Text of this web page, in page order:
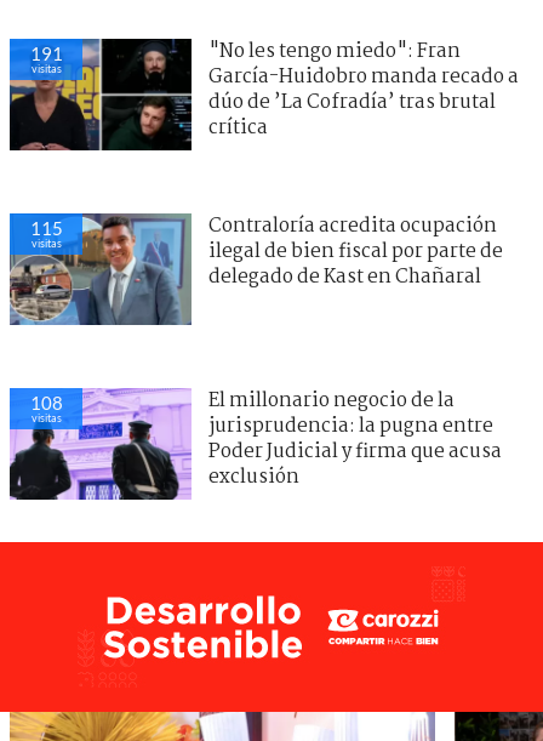
191
visitas
"No les tengo miedo": Fran
García-Huidobro manda recado a
dúo de ’La Cofradía’ tras brutal
crítica
115
visitas
Contraloría acredita ocupación
ilegal de bien fiscal por parte de
delegado de Kast en Chañaral
108
visitas
El millonario negocio de la
jurisprudencia: la pugna entre
Poder Judicial y firma que acusa
exclusión